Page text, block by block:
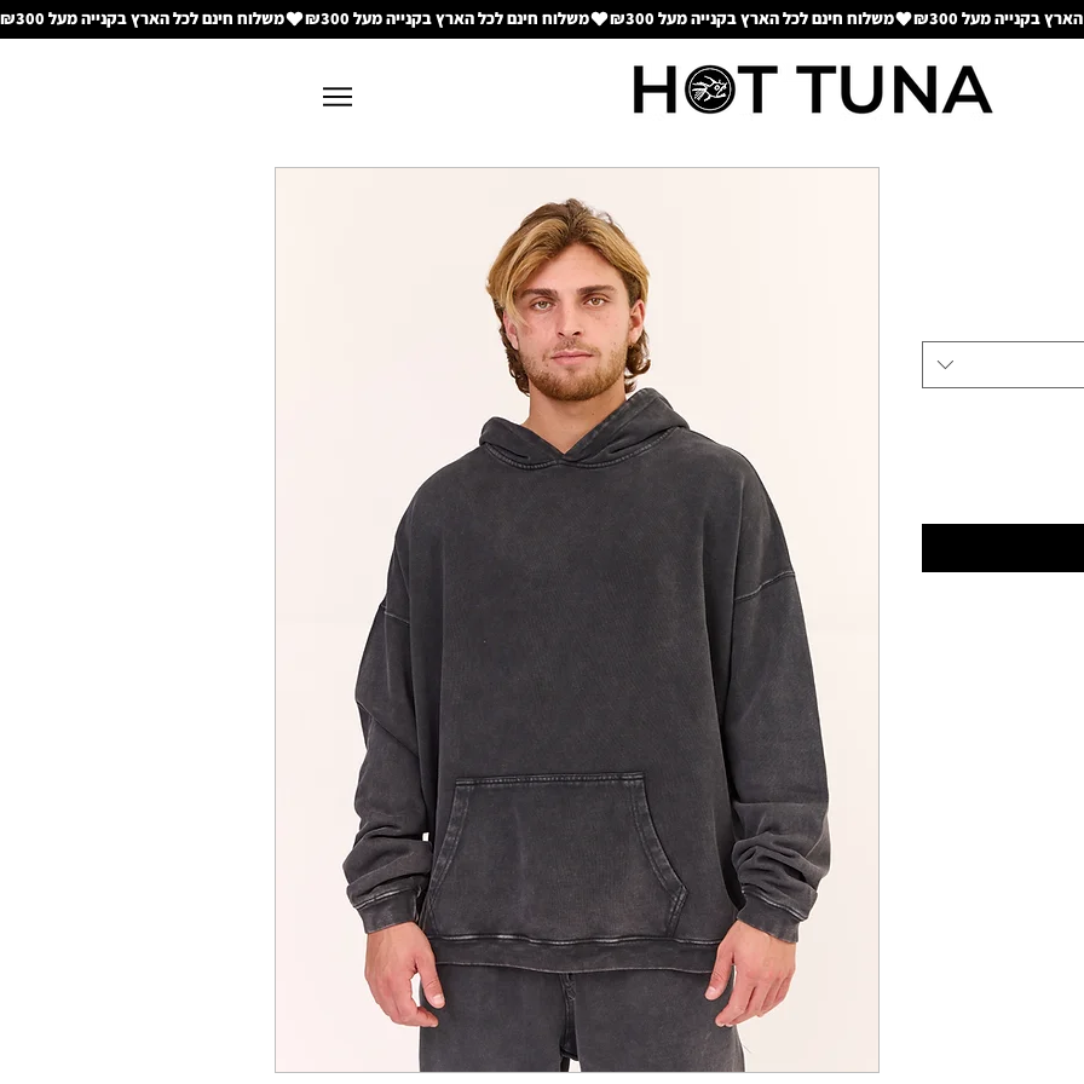
משלוח חינם לכל הארץ בקנייה מעל ₪300